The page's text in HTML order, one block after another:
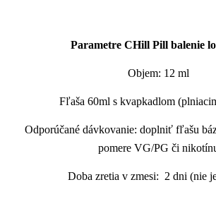
Parametre CHill Pill balenie
Objem: 12 ml
Fľaša 60ml s kvapkadlom
Odporúčané dávkovanie: doplniť fľašu
pomere VG/PG či
Doba zretia v zmesi: 2 dni (nie